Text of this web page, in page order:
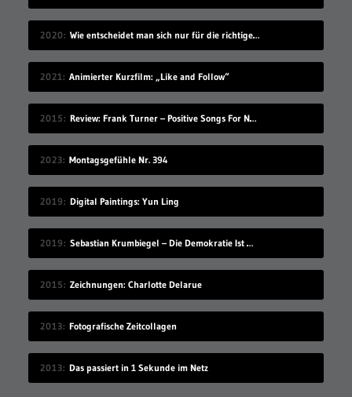
2020 Wie entscheidet man sich nur für die richtige Idee?
2021 Animierter Kurzfilm: „Like and Follow“
2015 Review: Frank Turner – Positive Songs For Negative People
2023 Montagsgefühle Nr. 394
2019 Digital Paintings: Yun Ling
2019 Sebastian Krumbiegel – Die Demokratie Ist Weiblich
2015 Zeichnungen: Charlotte Delarue
2013 Fotografische Zeitcollagen
2013 Das passiert in 1 Sekunde im Netz